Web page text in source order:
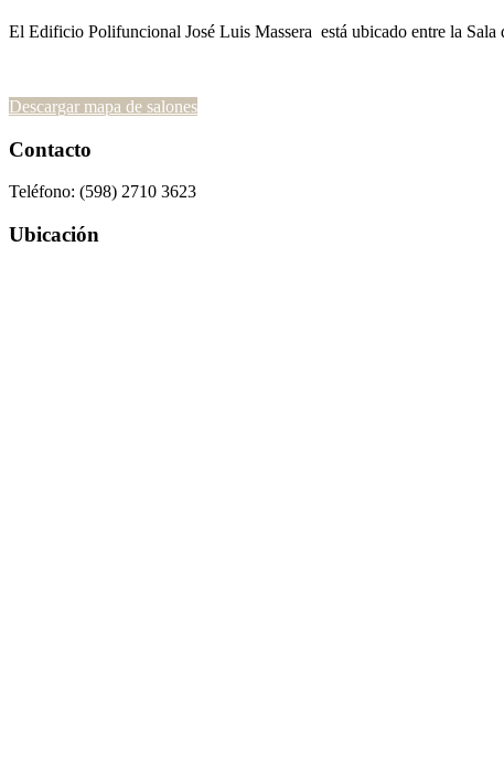
El Edificio Polifuncional José Luis Massera está ubicado entre la
Descargar mapa de salones
Contacto
Teléfono: (598) 2710 3623
Ubicación